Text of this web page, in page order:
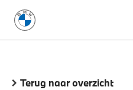
Terug naar overzicht